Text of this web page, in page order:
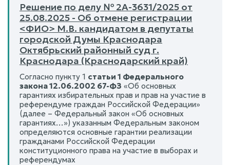
Решение по делу № 2А-3631/2025 от
25.08.2025 - Об отмене регистрации
<ФИО> М.В. кандидатом в депутаты
городской Думы Краснодара
Октябрьский районный суд г.
Краснодара (Краснодарский край)
Согласно пункту 1 статьи 1 Федерального
закона 12.06.2002 67-ФЗ «Об основных
гарантиях избирательных прав и прав на участие в
референдуме граждан Российской Федерации»
(далее – Федеральный закон «Об основных
гарантиях…») указанным Федеральным законом
определяются основные гарантии реализации
гражданами Российской Федерации
конституционного права на участие в выборах и
референдумах